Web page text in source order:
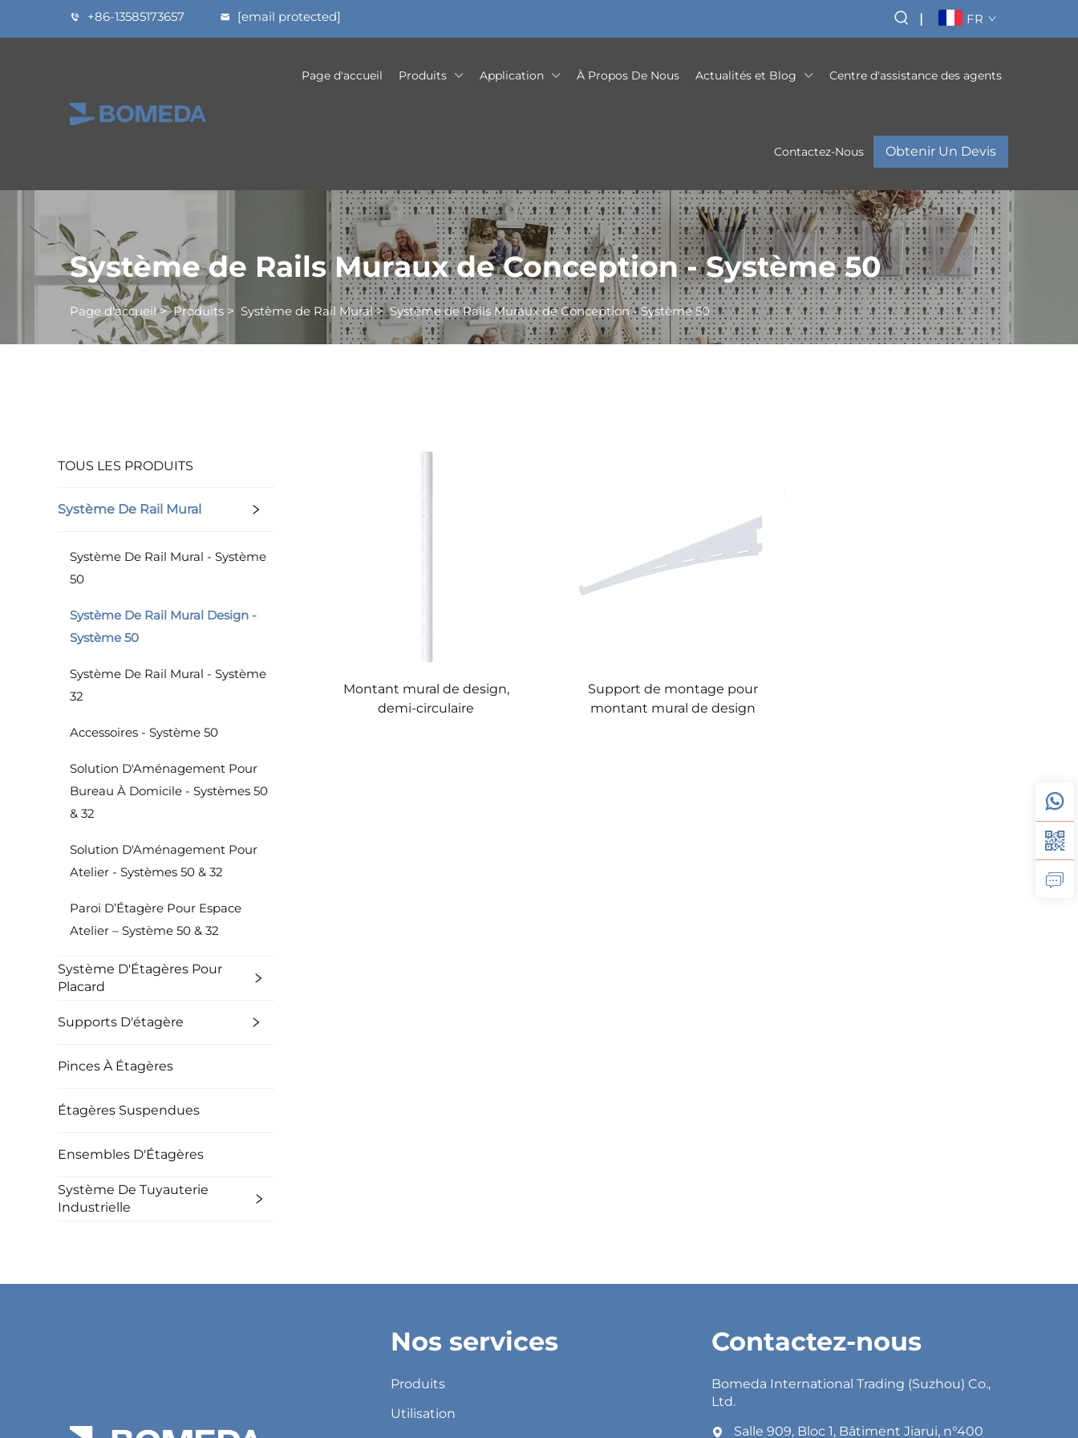
+86-13585173657 [email protected] | FR
Page d'accueil Produits Application À Propos De Nous Actualités et Blog Centre d'assistance des agents
Contactez-Nous Obtenir Un Devis
Système de Rails Muraux de Conception - Système 50
Page d'accueil>Produits > Système de Rail Mural>Système de Rails Muraux de Conception - Système 50
TOUS LES PRODUITS
Système De Rail Mural
Système De Rail Mural - Système
50
Système De Rail Mural Design -
Système 50
Système De Rail Mural - Système
32
Accessoires - Système 50
Solution D'Aménagement Pour
Bureau À Domicile - Systèmes 50
& 32
Solution D'Aménagement Pour
Atelier - Systèmes 50 & 32
Paroi D’Étagère Pour Espace
Atelier – Système 50 & 32
Système D'Étagères Pour
Placard
Supports D'étagère
Pinces À Étagères
Étagères Suspendues
Ensembles D'Étagères
Système De Tuyauterie
Industrielle
Montant mural de design,
demi-circulaire
Support de montage pour
montant mural de design
Nos services
Produits
Utilisation
Contactez-nous
Bomeda International Trading (Suzhou) Co.,
Ltd.
Salle 909, Bloc 1, Bâtiment Jiarui, n°400